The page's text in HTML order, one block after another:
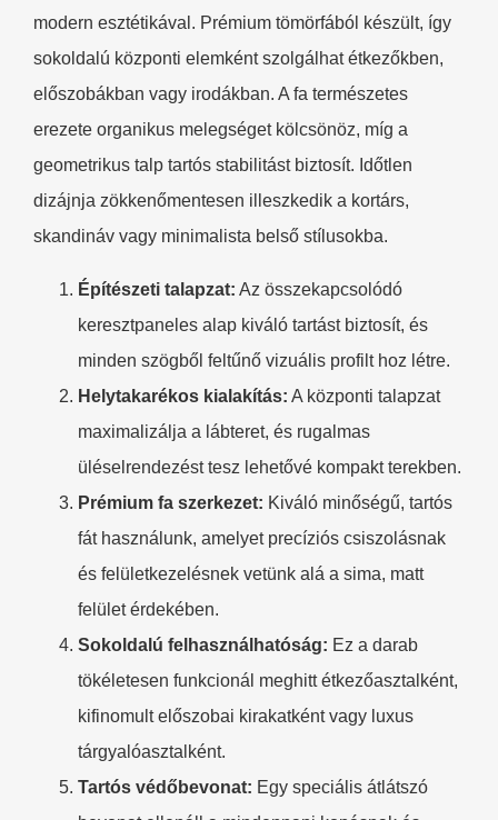
modern esztétikával. Prémium tömörfából készült, így
sokoldalú központi elemként szolgálhat étkezőkben,
előszobákban vagy irodákban. A fa természetes
erezete organikus melegséget kölcsönöz, míg a
geometrikus talp tartós stabilitást biztosít. Időtlen
dizájnja zökkenőmentesen illeszkedik a kortárs,
skandináv vagy minimalista belső stílusokba.
Építészeti talapzat: Az összekapcsolódó
keresztpaneles alap kiváló tartást biztosít, és
minden szögből feltűnő vizuális profilt hoz létre.
Helytakarékos kialakítás: A központi talapzat
maximalizálja a lábteret, és rugalmas
üléselrendezést tesz lehetővé kompakt terekben.
Prémium fa szerkezet: Kiváló minőségű, tartós
fát használunk, amelyet precíziós csiszolásnak
és felületkezelésnek vetünk alá a sima, matt
felület érdekében.
Sokoldalú felhasználhatóság: Ez a darab
tökéletesen funkcionál meghitt étkezőasztalként,
kifinomult előszobai kirakatként vagy luxus
tárgyalóasztalként.
Tartós védőbevonat: Egy speciális átlátszó